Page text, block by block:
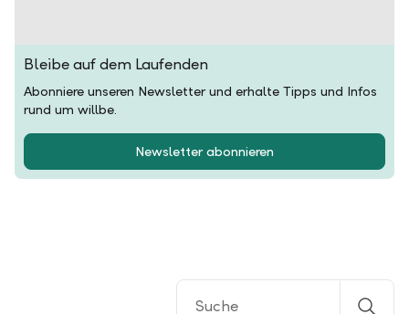
Bleibe auf dem Laufenden
Abonniere unseren Newsletter und erhalte Tipps und Infos
rund um willbe.
Newsletter abonnieren